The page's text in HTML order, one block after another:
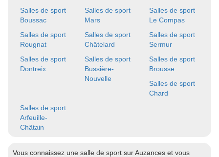
Salles de sport
Boussac
Salles de sport
Mars
Salles de sport
Le Compas
Salles de sport
Rougnat
Salles de sport
Châtelard
Salles de sport
Sermur
Salles de sport
Dontreix
Salles de sport
Bussière-
Nouvelle
Salles de sport
Brousse
Salles de sport
Chard
Salles de sport
Arfeuille-
Châtain
Vous connaissez une salle de sport sur Auzances et vous